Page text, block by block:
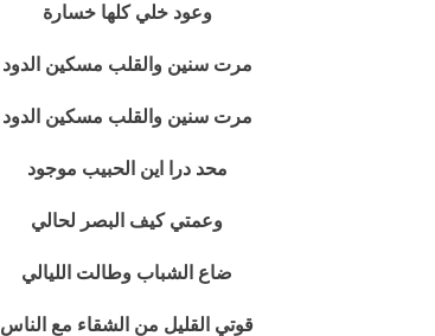
وعود خلي كلها خسارة
مرت سنين والقلب مسكين الدود
مرت سنين والقلب مسكين الدود
محد درا اين الحبيب موجود
وعمتي كيف البصر لحالي
ضاع الشباب وطالت الليالي
قوتي القليل من الشقاء مع الناس